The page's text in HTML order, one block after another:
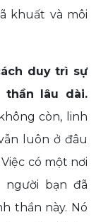
khuất và môi
duy trì sự
lâu dài.
còn, linh
luôn ở đâu
có một nơi
người bạn đã
thần này. Nó